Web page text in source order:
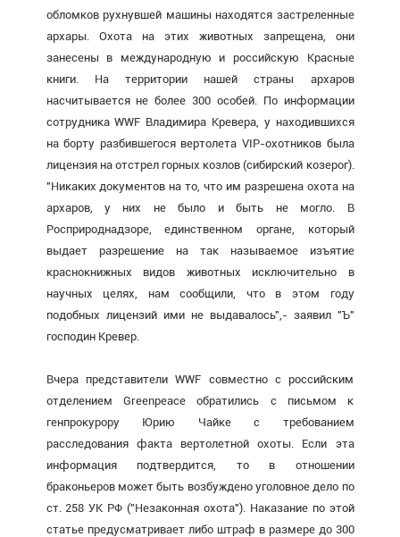
обломков рухнувшей машины находятся застреленные
архары. Охота на этих животных запрещена, они
занесены в международную и российскую Красные
книги. На территории нашей страны архаров
насчитывается не более 300 особей. По информации
сотрудника WWF Владимира Кревера, у находившихся
на борту разбившегося вертолета VIP-охотников была
лицензия на отстрел горных козлов (сибирский козерог).
"Никаких документов на то, что им разрешена охота на
архаров, у них не было и быть не могло. В
Росприроднадзоре, единственном органе, который
выдает разрешение на так называемое изъятие
краснокнижных видов животных исключительно в
научных целях, нам сообщили, что в этом году
подобных лицензий ими не выдавалось",- заявил "Ъ"
господин Кревер.
Вчера представители WWF совместно с российским
отделением Greenpeace обратились с письмом к
генпрокурору Юрию Чайке с требованием
расследования факта вертолетной охоты. Если эта
информация подтвердится, то в отношении
браконьеров может быть возбуждено уголовное дело по
ст. 258 УК РФ ("Незаконная охота"). Наказание по этой
статье предусматривает либо штраф в размере до 300